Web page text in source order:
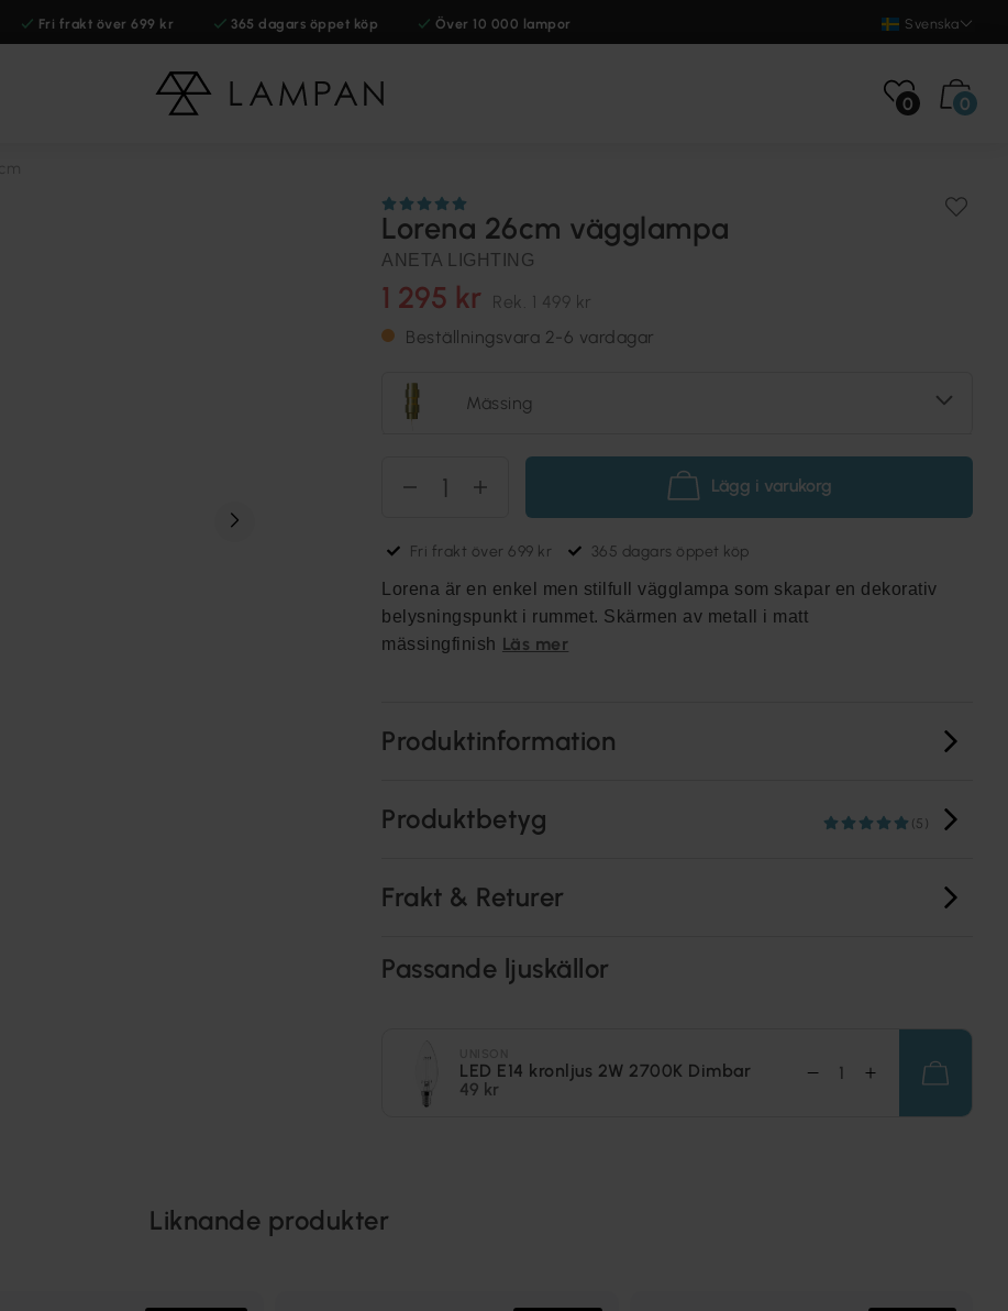
Fri frakt över 699 kr 365 dagars öppet köp Över 10 000 lampor Svenska
0 0
Lorena 26cm vägglampa
ANETA LIGHTING
1 295 kr Rek. 1 499 kr
Beställningsvara 2-6 vardagar
Mässing
Lägg i varukorg
Fri frakt över 699 kr
365 dagars öppet köp
Lorena är en enkel men stilfull vägglampa som skapar en dekorativ
belysningspunkt i rummet. Skärmen av metall i matt
mässingfinish Läs mer
Produktinformation
Produktbetyg (5)
Frakt & Returer
Passande ljuskällor
LED E14 kronljus 2W 2700K Dimbar
49 kr
Liknande produkter